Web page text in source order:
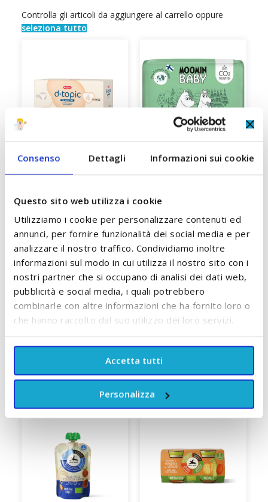
Consenso Dettagli Informazioni sui cookie
Questo sito web utilizza i cookie
Utilizziamo i cookie per personalizzare contenuti ed
annunci, per fornire funzionalità dei social media e per
analizzare il nostro traffico. Condividiamo inoltre
informazioni sul modo in cui utilizza il nostro sito con i
nostri partner che si occupano di analisi dei dati web,
pubblicità e social media, i quali potrebbero
combinarle con altre informazioni che ha fornito loro o
che hanno raccolto dal suo utilizzo dei loro servizi.
Accetta tutti
Personalizza
Controlla gli articoli da aggiungere al carrello oppure
seleziona tutto
Pannolini Taglia 4 Maxi
8/18 kg Buona D-Topic
A partire da
10,50 €
ACCUMULA +10 PUNTI
Pannolini Taglia 4 Maxi
7/14 Kg Moomin Baby
A partire da
21,50 €
ACCUMULA +21 PUNTI
SCOPRI TUTTI I PRODOTTI DEL BRAND